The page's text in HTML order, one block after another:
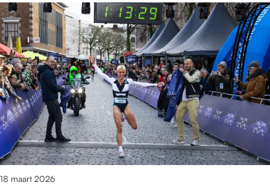
i
n
N
i
j
m
e
g
e
n
:
D
e
n
k
w
e
r
k
F
e
s
r
F
o
t
o
v
e
r
s
l
a
g
18 maart 2026